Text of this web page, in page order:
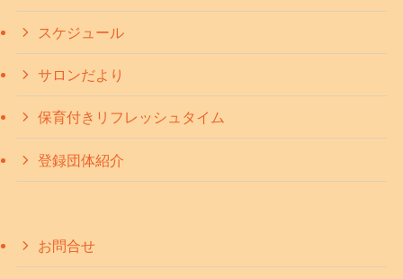
スケジュール
サロンだより
保育付きリフレッシュタイム
登録団体紹介
お問合せ